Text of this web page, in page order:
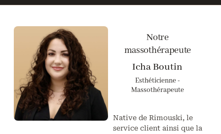
Notre
massothérapeute
Icha Boutin
Esthéticienne -
Massothérapeute
Native de Rimouski, le
service client ainsi que la